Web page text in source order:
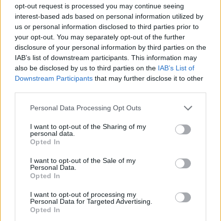
opt-out request is processed you may continue seeing
interest-based ads based on personal information utilized by
us or personal information disclosed to third parties prior to
your opt-out. You may separately opt-out of the further
disclosure of your personal information by third parties on the
IAB’s list of downstream participants. This information may
also be disclosed by us to third parties on the IAB’s List of
Downstream Participants that may further disclose it to other
Personal Data Processing Opt Outs
I want to opt-out of the Sharing of my
personal data.
Opted In
I want to opt-out of the Sale of my
Personal Data.
Opted In
I want to opt-out of processing my
Personal Data for Targeted Advertising.
Opted In
Ajax groeit onder Míchel, maar transfermarkt
blijft cruciaal
Ajax-talent Mohamed Abdalla schrijft Europese
geschiedenis
de basis bij FC Barcelona
Ouazane met Lionel Messi
Ajax zet grote stap richting volgende ronde na
ruime zege op Vojvodina
Dusan Tadic kijkt met bijzondere gevoelens naar
Ajax - Vojvodina